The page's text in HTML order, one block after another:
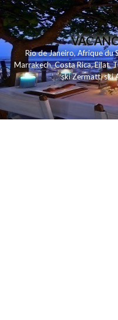
Rio de Janeiro,Afrique du
Marrakech,Costa Rica,Eilat,
ski Zermatt,ski